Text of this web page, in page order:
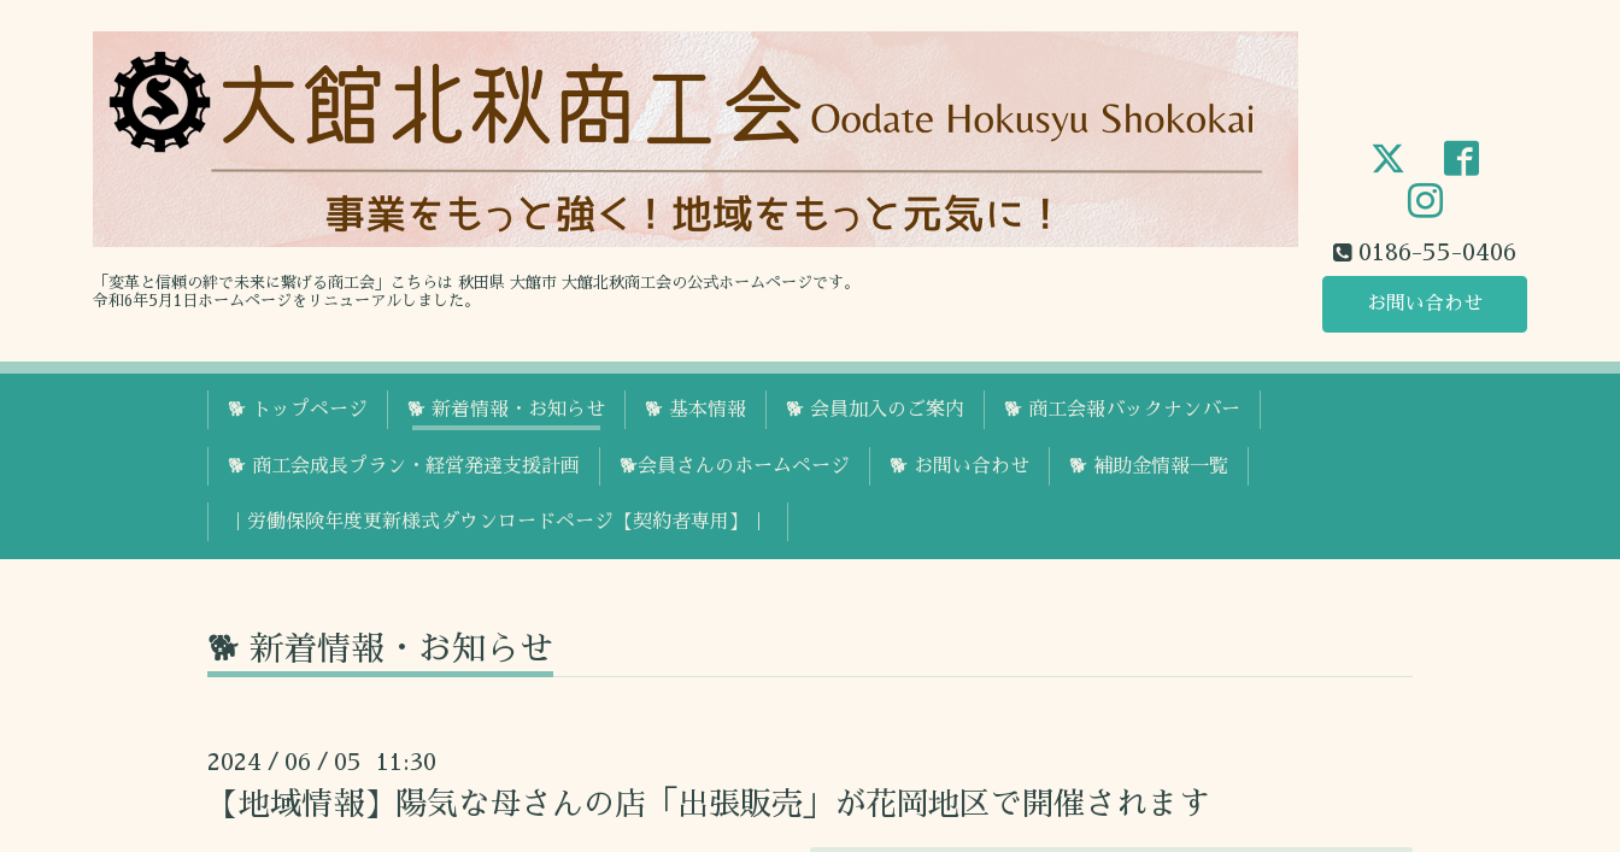
「変革と信頼の絆で未来に繋げる商工会」こちらは 秋田県 大館市 大館北秋商工会の公式ホームページです。
令和6年5月1日ホームページをリニューアルしました。
0186-55-0406
お問い合わせ
🐕 トップページ 🐕 新着情報・お知らせ 🐕 基本情報 🐕 会員加入のご案内 🐕 商工会報バックナンバー
🐕 商工会成長プラン・経営発達支援計画 🐕会員さんのホームページ 🐕 お問い合わせ 🐕 補助金情報一覧
｜労働保険年度更新様式ダウンロードページ【契約者専用】｜
🐕 新着情報・お知らせ
2024 / 06 / 05 11:30
【地域情報】陽気な母さんの店「出張販売」が花岡地区で開催されます